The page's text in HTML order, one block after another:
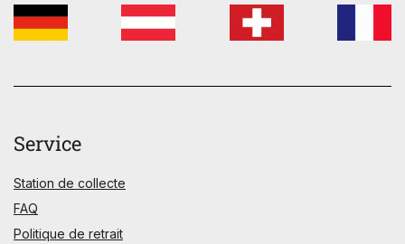
Service
Station de collecte
FAQ
Politique de retrait